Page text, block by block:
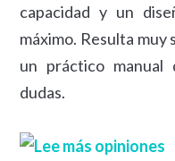
capacidad y un
máximo. Resulta
un práctico
dudas.